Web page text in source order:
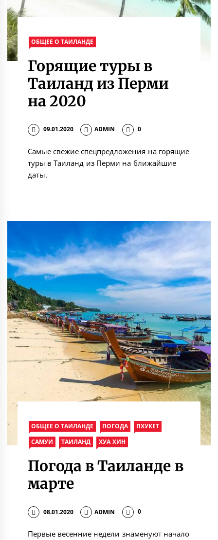
ОБЩЕЕ О ТАИЛАНДЕ
Горящие туры в
Таиланд из Перми
на 2020
09.01.2020 ADMIN 0
Самые свежие спецпредложения на горящие
туры в Таиланд из Перми на ближайшие
даты.
ОБЩЕЕ О ТАИЛАНДЕ ПОГОДА
ПХУКЕТ
САМУИ
ТАИЛАНД ХУА ХИН
Погода в Таиланде в
марте
08.01.2020 ADMIN 0
Первые весенние недели знаменуют начало